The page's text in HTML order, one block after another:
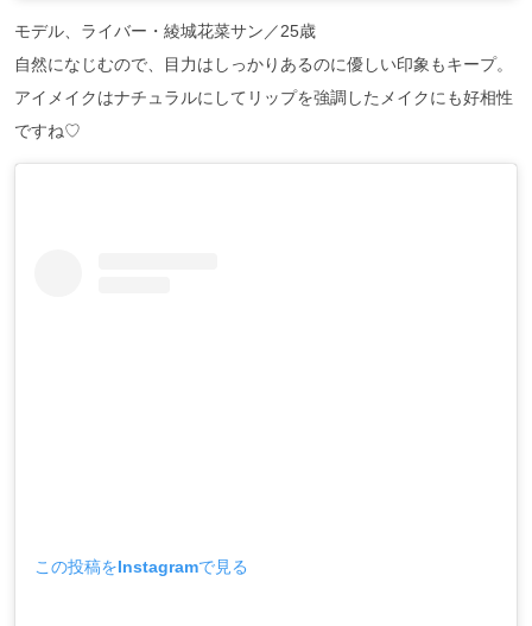
モデル、ライバー・綾城花菜サン／25歳
自然になじむので、目力はしっかりあるのに優しい印象もキープ。
アイメイクはナチュラルにしてリップを強調したメイクにも好相性
ですね♡
この投稿をInstagramで見る